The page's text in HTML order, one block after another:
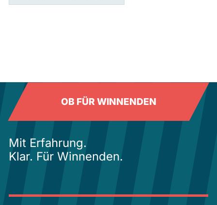
OB FÜR WINNENDEN
Mit Erfahrung.
Klar. Für Winnenden.